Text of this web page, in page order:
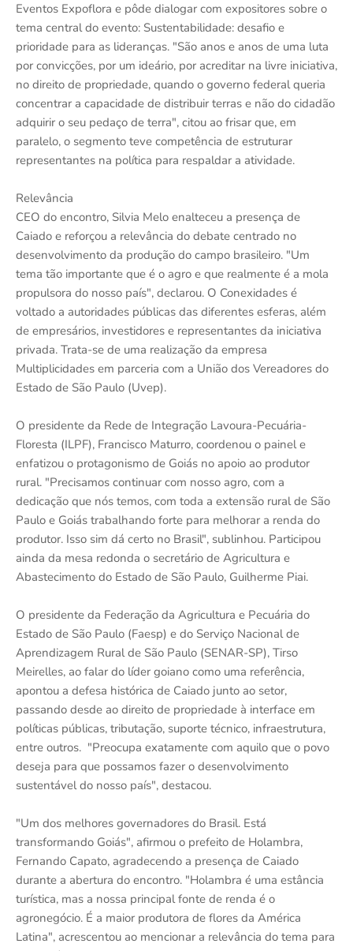
Eventos Expoflora e pôde dialogar com expositores sobre o
tema central do evento: Sustentabilidade: desafio e
prioridade para as lideranças. "São anos e anos de uma luta
por convicções, por um ideário, por acreditar na livre iniciativa,
no direito de propriedade, quando o governo federal queria
concentrar a capacidade de distribuir terras e não do cidadão
adquirir o seu pedaço de terra", citou ao frisar que, em
paralelo, o segmento teve competência de estruturar
representantes na política para respaldar a atividade.
Relevância
CEO do encontro, Silvia Melo enalteceu a presença de
Caiado e reforçou a relevância do debate centrado no
desenvolvimento da produção do campo brasileiro. "Um
tema tão importante que é o agro e que realmente é a mola
propulsora do nosso país", declarou. O Conexidades é
voltado a autoridades públicas das diferentes esferas, além
de empresários, investidores e representantes da iniciativa
privada. Trata-se de uma realização da empresa
Multiplicidades em parceria com a União dos Vereadores do
Estado de São Paulo (Uvep).
O presidente da Rede de Integração Lavoura-Pecuária-
Floresta (ILPF), Francisco Maturro, coordenou o painel e
enfatizou o protagonismo de Goiás no apoio ao produtor
rural. "Precisamos continuar com nosso agro, com a
dedicação que nós temos, com toda a extensão rural de São
Paulo e Goiás trabalhando forte para melhorar a renda do
produtor. Isso sim dá certo no Brasil", sublinhou. Participou
ainda da mesa redonda o secretário de Agricultura e
Abastecimento do Estado de São Paulo, Guilherme Piai.
O presidente da Federação da Agricultura e Pecuária do
Estado de São Paulo (Faesp) e do Serviço Nacional de
Aprendizagem Rural de São Paulo (SENAR-SP), Tirso
Meirelles, ao falar do líder goiano como uma referência,
apontou a defesa histórica de Caiado junto ao setor,
passando desde ao direito de propriedade à interface em
políticas públicas, tributação, suporte técnico, infraestrutura,
entre outros. "Preocupa exatamente com aquilo que o povo
deseja para que possamos fazer o desenvolvimento
sustentável do nosso país", destacou.
"Um dos melhores governadores do Brasil. Está
transformando Goiás", afirmou o prefeito de Holambra,
Fernando Capato, agradecendo a presença de Caiado
durante a abertura do encontro. "Holambra é uma estância
turística, mas a nossa principal fonte de renda é o
agronegócio. É a maior produtora de flores da América
Latina", acrescentou ao mencionar a relevância do tema para